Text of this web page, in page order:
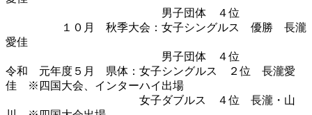
男子団体 ４位
１０月 秋季大会：女子シングルス 優勝 長瀧
愛佳
男子団体 ４位
令和 元年度５月 県体：女子シングルス ２位 長瀧愛
佳 ※四国大会、インターハイ出場
女子ダブルス ４位 長瀧・山